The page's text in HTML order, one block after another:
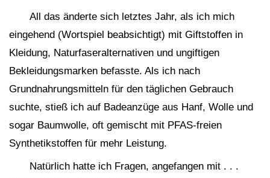
All das änderte sich letztes Jahr, als ich mich
eingehend (Wortspiel beabsichtigt) mit Giftstoffen in
Kleidung, Naturfaseralternativen und ungiftigen
Bekleidungsmarken befasste. Als ich nach
Grundnahrungsmitteln für den täglichen Gebrauch
suchte, stieß ich auf Badeanzüge aus Hanf, Wolle und
sogar Baumwolle, oft gemischt mit PFAS-freien
Synthetikstoffen für mehr Leistung.
Natürlich hatte ich Fragen, angefangen mit . . .